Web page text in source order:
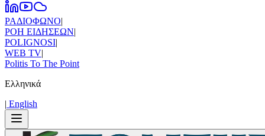
ΡΑΔΙΟΦΩΝΟ|
ΡΟΗ ΕΙΔΗΣΕΩΝ|
POLIGNOSI|
WEB TV|
Politis To The Point
Ελληνικά
| Εnglish